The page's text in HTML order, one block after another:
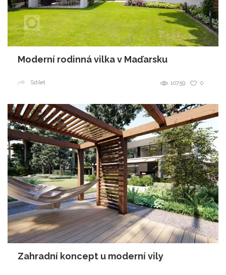
Moderní rodinná vilka v Maďarsku
0
10759
Sdílet
Zahradní koncept u moderní vily